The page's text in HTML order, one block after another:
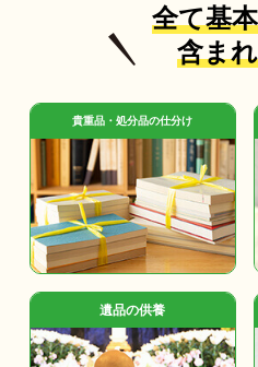
全て基
含ま
貴重品・処分品の仕分け
遺品の供養